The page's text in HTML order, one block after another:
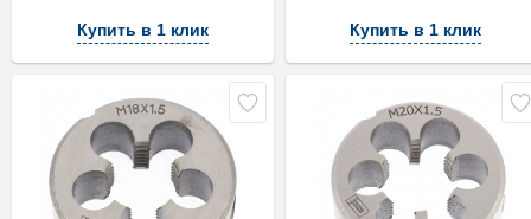
Купить в 1 клик Купить в 1 клик